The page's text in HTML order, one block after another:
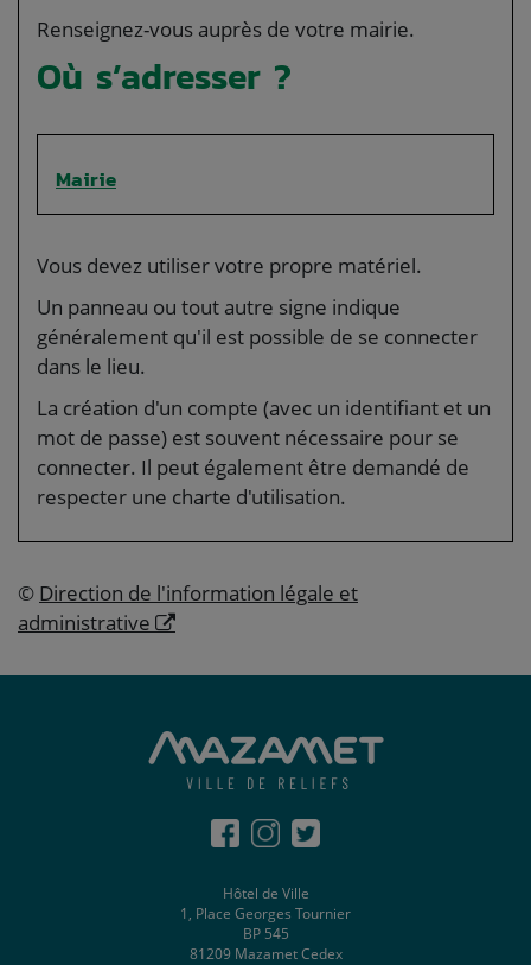
Renseignez-vous auprès de votre mairie.
Où s’adresser ?
Mairie
Vous devez utiliser votre propre matériel.
Un panneau ou tout autre signe indique
généralement qu'il est possible de se connecter
dans le lieu.
La création d'un compte (avec un identifiant et un
mot de passe) est souvent nécessaire pour se
connecter. Il peut également être demandé de
respecter une charte d'utilisation.
© Direction de l'information légale et
administrative
Hôtel de Ville
1, Place Georges Tournier
BP 545
81209 Mazamet Cedex